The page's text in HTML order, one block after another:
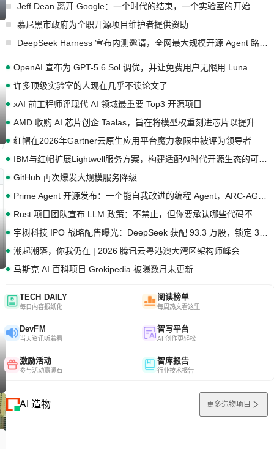
Jeff Dean 离开 Google：一个时代的结束，一个实验室的开始
慕尼黑市政府为全职开源项目维护者提供资助
OpenAI 宣布为 GPT-5.6 Sol 调优，并让免费用户无限用 Luna
许多顶级实验室的人现在几乎不读论文了
xAI 前工程师评现代 AI 领域最重要 Top3 开源项目
红帽在2026年Gartner云原生应用平台魔力象限中被评为领导者
GitHub 再次爆发大规模服务降级
潮起潮落，你我仍在 | 2026 腾讯云粤港澳大湾区架构师峰会
马斯克 AI 百科项目 Grokipedia 被曝数月未更新
TECH DAILY
每日内容报纸化
阅读榜单
每周热文看这里
DevFM
当天资讯听着看
智写平台
AI 创作更轻松
激励活动
参与活动赢源石
智库报告
行业技术报告
AI 造物 更多造物项目